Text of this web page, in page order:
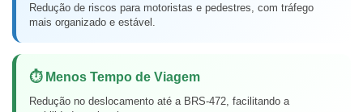
Redução de riscos para motoristas e pedestres, com tráfego
mais organizado e estável.
⏱️ Menos Tempo de Viagem
Redução no deslocamento até a BRS-472, facilitando a